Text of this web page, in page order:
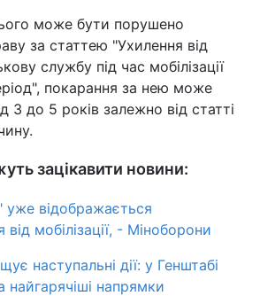
може бути порушено
за статтею "Ухилення від
службу під час мобілізації
покарання за нею може
3 до 5 років залежно від статті
зацікавити новини:
уже відображається
мобілізації, - Міноборони
наступальні дії: у Генштабі
найгарячіші напрямки